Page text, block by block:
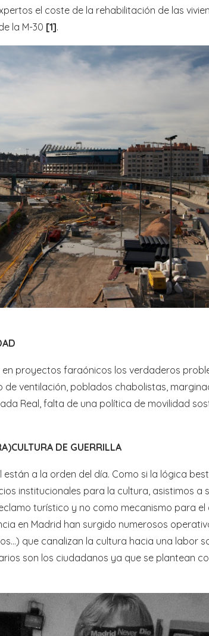
el coste de la rehabilitación de las
la M-30 [1].
proyectos faraónicos los verdaderos
de ventilación, poblados chabolistas,
Real, falta de una política de movilidad
DE GUERRILLA
a la orden del día. Como si la lógica
institucionales para la cultura, asistimos a
turístico y no como mecanismo para el
en Madrid han surgido numerosos
que canalizan la cultura hacia una labor
son los ciudadanos ya que se plantean